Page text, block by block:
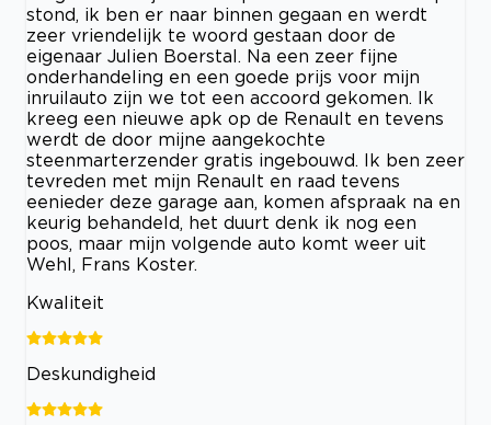
stond, ik ben er naar binnen gegaan en werdt
zeer vriendelijk te woord gestaan door de
eigenaar Julien Boerstal. Na een zeer fijne
onderhandeling en een goede prijs voor mijn
inruilauto zijn we tot een accoord gekomen. Ik
kreeg een nieuwe apk op de Renault en tevens
werdt de door mijne aangekochte
steenmarterzender gratis ingebouwd. Ik ben zeer
tevreden met mijn Renault en raad tevens
eenieder deze garage aan, komen afspraak na en
keurig behandeld, het duurt denk ik nog een
poos, maar mijn volgende auto komt weer uit
Wehl, Frans Koster.
Kwaliteit
Deskundigheid